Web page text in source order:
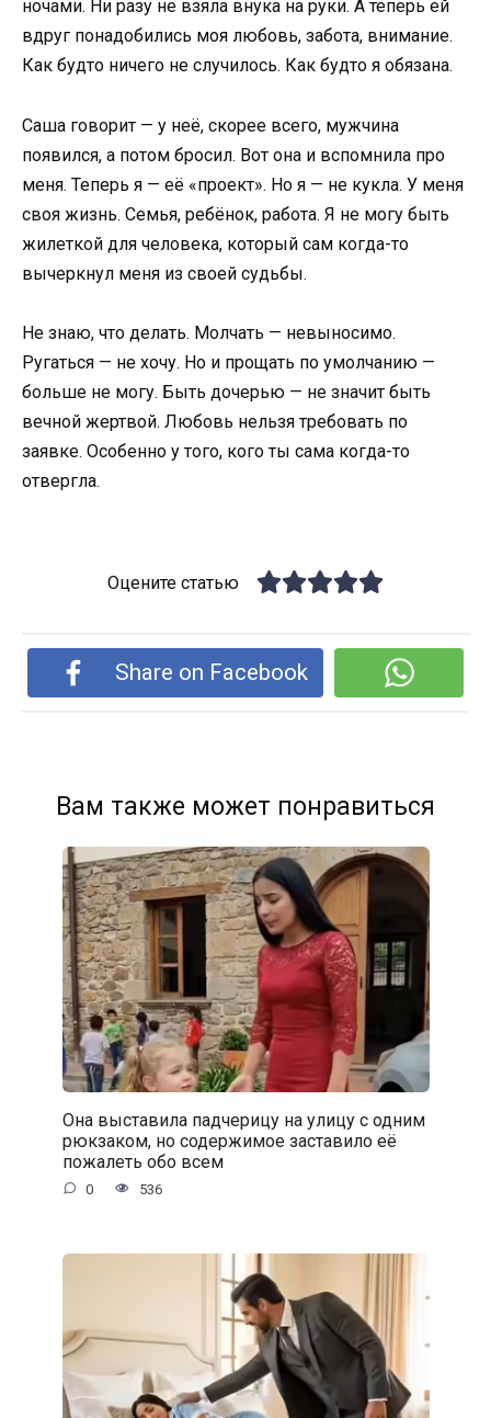
ночами. Ни разу не взяла внука на руки. А теперь ей
вдруг понадобились моя любовь, забота, внимание.
Как будто ничего не случилось. Как будто я обязана.
Саша говорит — у неё, скорее всего, мужчина
появился, а потом бросил. Вот она и вспомнила про
меня. Теперь я — её «проект». Но я — не кукла. У меня
своя жизнь. Семья, ребёнок, работа. Я не могу быть
жилеткой для человека, который сам когда-то
вычеркнул меня из своей судьбы.
Не знаю, что делать. Молчать — невыносимо.
Ругаться — не хочу. Но и прощать по умолчанию —
больше не могу. Быть дочерью — не значит быть
вечной жертвой. Любовь нельзя требовать по
заявке. Особенно у того, кого ты сама когда-то
отвергла.
Оцените статью
Share on Facebook
Вам также может понравиться
Она выставила падчерицу на улицу с одним
рюкзаком, но содержимое заставило её
пожалеть обо всем
0 536